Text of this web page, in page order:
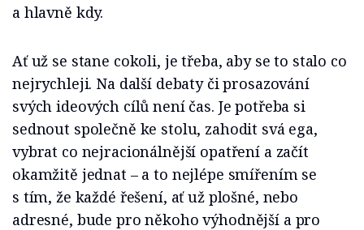
a hlavně kdy.
Ať už se stane cokoli, je třeba, aby se to stalo co
nejrychleji. Na další debaty či prosazování
svých ideových cílů není čas. Je potřeba si
sednout společně ke stolu, zahodit svá ega,
vybrat co nejracionálnější opatření a začít
okamžitě jednat – a to nejlépe smířením se
s tím, že každé řešení, ať už plošné, nebo
adresné, bude pro někoho výhodnější a pro